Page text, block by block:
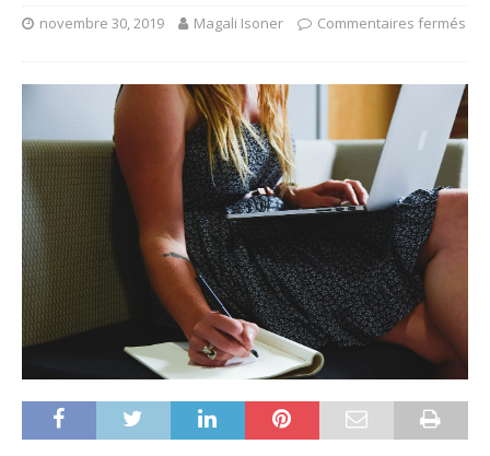
novembre 30, 2019 Magali Isoner Commentaires fermés